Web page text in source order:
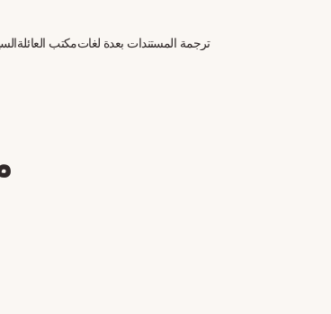
مكتب العائلةترجمة المستندات بعدة لغات